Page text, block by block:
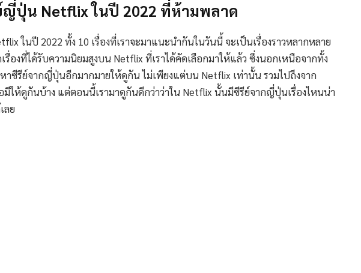
ญี่ปุ่น Netflix ในปี 2022 ที่ห้ามพลาด
ในปี 2022 ทั้ง 10 เรื่องที่เราจะมาแนะนำกันในวันนี้ จะเป็นเรื่องราวหลากหลาย
องที่ได้รับความนิยมสูงบน Netflix ที่เราได้คัดเลือกมาให้แล้ว ซึ่งนอกเหนือจากทั้ง
หาซีรีย์จากญี่ปุ่นอีกมากมายให้ดูกัน ไม่เพียงแต่บน Netflix เท่านั้น รวมไปถึงจาก
ให้ดูกันบ้าง แต่ตอนนี้เรามาดูกันดีกว่าว่าใน Netflix นั้นมีซีรีย์จากญี่ปุ่นเรื่องไหนน่า
ลย